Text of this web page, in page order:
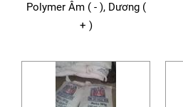
Polymer Âm ( - ), Dương (
+ )